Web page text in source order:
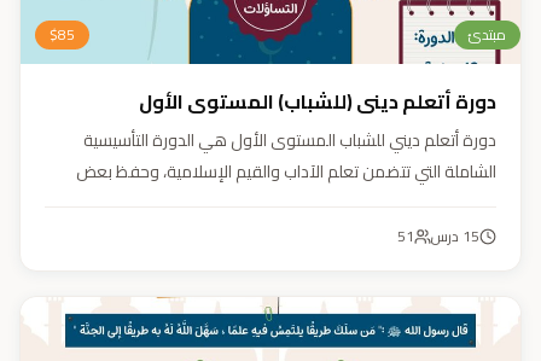
مبتدئ $85
دورة أتعلم ديني (للشباب) المستوى الأول
دورة أتعلم ديني للشباب المستوى الأول هي الدورة التأسيسية
الشاملة التي تتضمن تعلم الآداب والقيم الإسلامية، وحفظ بعض
السيرة النبوية (فقه، عقيدة، سيرة).
15 درس 51